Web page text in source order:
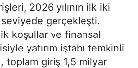
2026 yılının ilk iki
seviyede gerçekleşti.
koşullar ve finansal
yatırım iştahı temkinli
toplam giriş 1,5 milyar